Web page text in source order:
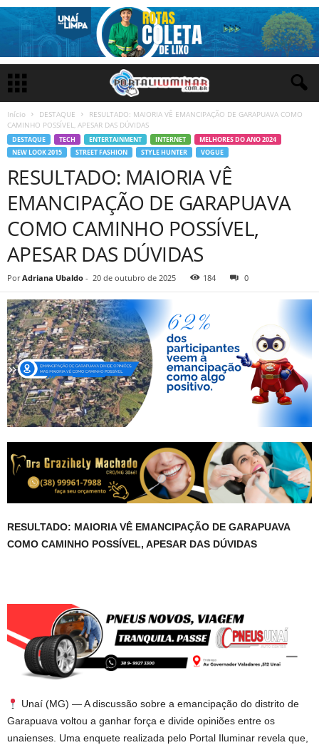
Início DESTAQUE
RESULTADO: MAIORIA VÊ EMANCIPAÇÃO DE GARAPUAVA COMO
CAMINHO POSSÍVEL, APESAR DAS DÚVIDAS
DESTAQUE TECH ENTERTAINMENT INTERNET
MELHORES DO ANO 2024
NEW LOOK 2015
STREET FASHION STYLE HUNTER VOGUE
RESULTADO: MAIORIA VÊ
EMANCIPAÇÃO DE GARAPUAVA
COMO CAMINHO POSSÍVEL,
APESAR DAS DÚVIDAS
Por Adriana Ubaldo - 20 de outubro de 2025 184 0
RESULTADO: MAIORIA VÊ EMANCIPAÇÃO DE GARAPUAVA
COMO CAMINHO POSSÍVEL, APESAR DAS DÚVIDAS
Unaí (MG) — A discussão sobre a emancipação do distrito de
Garapuava voltou a ganhar força e divide opiniões entre os
unaienses. Uma enquete realizada pelo Portal Iluminar revela que,